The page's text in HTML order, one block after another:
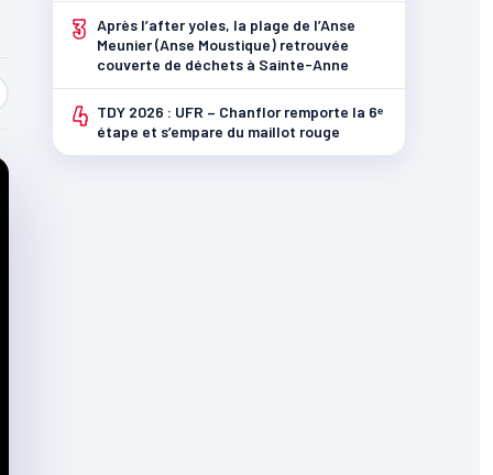
3 Après l’after yoles, la plage de l’Anse
Meunier (Anse Moustique) retrouvée
couverte de déchets à Sainte-Anne
4 TDY 2026 : UFR – Chanflor remporte la 6ᵉ
étape et s’empare du maillot rouge